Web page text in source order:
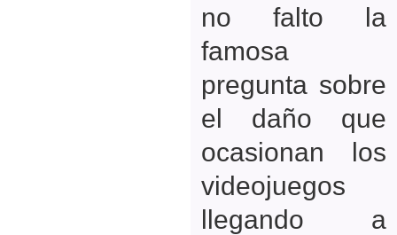
no falto la
famosa
pregunta sobre
el daño que
ocasionan los
videojuegos
llegando a